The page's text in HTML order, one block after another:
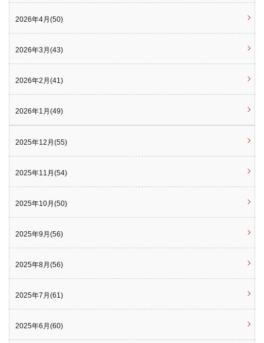
2026年4月(50)
2026年3月(43)
2026年2月(41)
2026年1月(49)
2025年12月(55)
2025年11月(54)
2025年10月(50)
2025年9月(56)
2025年8月(56)
2025年7月(61)
2025年6月(60)